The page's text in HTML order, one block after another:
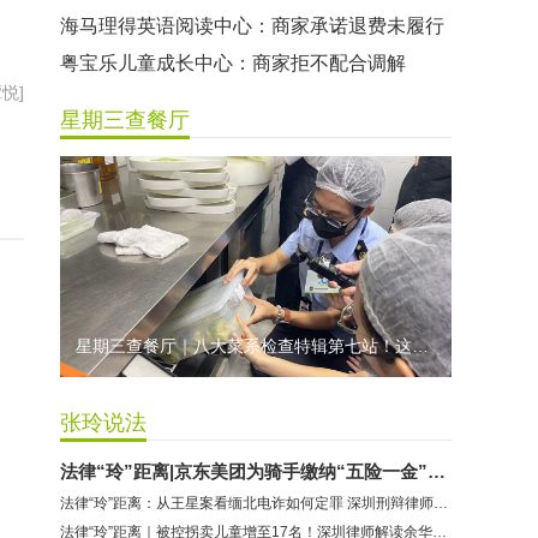
]
海马理得英语阅读中心：商家承诺退费未履行
粤宝乐儿童成长中心：商家拒不配合调解
无上悦动健身：商家停业未退费
哈尔特健身：商家拒不配合调解
香港卡依宝贝国际婴幼儿游泳馆：商家停业未退费
龅牙兔儿童情商训练营：商家承诺退费未履行
预付式消费退款难 深圳市消委会公开谴责力美健华联店
元宵佳节，发生了“甜蜜的烦恼”该怎么办？
星期三查餐厅
星期三查餐厅｜八大菜系检查特辑第七站！这家米其林一星人气闽菜餐厅后厨干净吗？
张玲说法
法律“玲”距离|京东美团为骑手缴纳“五险一金”看劳动者权益保护